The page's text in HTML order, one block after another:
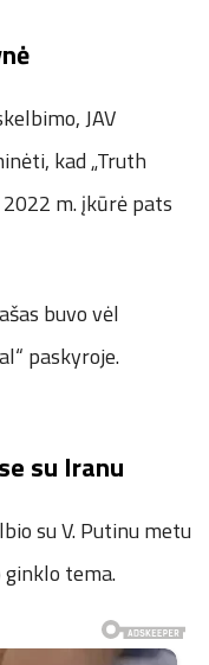
JAV
kad „Truth
m. įkūrė pats
buvo vėl
paskyroje.
su Iranu
su V. Putinu metu
tema.